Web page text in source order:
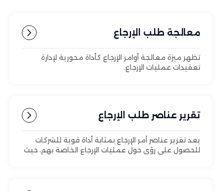
معالجة طلب الإرجاع
تظهر ميزة معالجة أوامر الإرجاع كأداة محورية لإدارة
تعقيدات عمليات الإرجاع.
تقرير عناصر طلب الإرجاع
يعد تقرير عناصر أمر الإرجاع بمثابة أداة قوية للشركات
للحصول على رؤى حول عمليات الإرجاع الخاصة بهم، حيث